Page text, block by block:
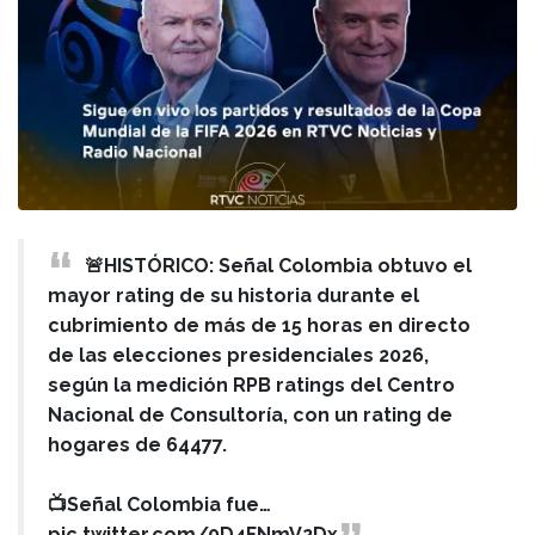
🚨HISTÓRICO: Señal Colombia obtuvo el
mayor rating de su historia durante el
cubrimiento de más de 15 horas en directo
de las elecciones presidenciales 2026,
según la medición RPB ratings del Centro
Nacional de Consultoría, con un rating de
hogares de 64477.
📺Señal Colombia fue…